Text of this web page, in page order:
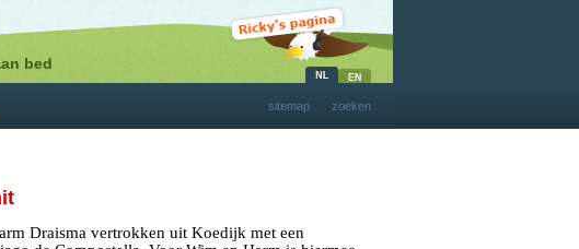
bed
zoeken
sitemap
Draisma vertrokken uit Koedijk met een